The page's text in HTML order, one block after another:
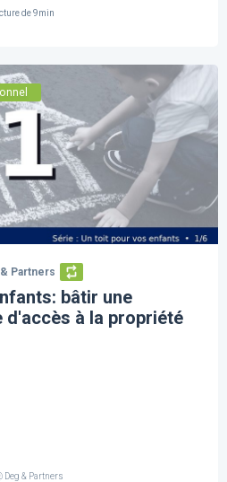
de 9min
Partners
bâtir une
à la propriété
Deg & Partners